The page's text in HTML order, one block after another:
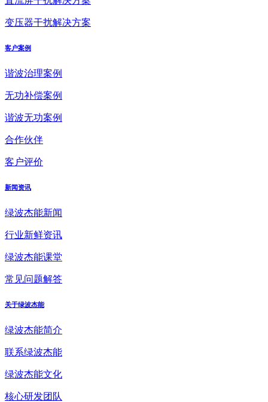
变压器干扰解决方案
客户案例
谐波治理案例
无功补偿案例
谐波无功案例
合作伙伴
客户评价
新闻资讯
绿波杰能新闻
行业新鲜资讯
绿波杰能课堂
常见问题解答
关于绿波杰能
绿波杰能简介
联系绿波杰能
绿波杰能文化
核心研发团队